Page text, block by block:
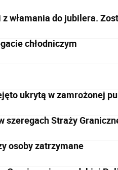
włamania do jubilera.
chłodniczym
ukrytą w zamrożonej
szeregach Straży
osoby zatrzymane